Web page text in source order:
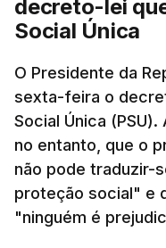
decreto-lei
Social Única
O Presidente da
sexta-feira o
Social Única
no entanto, que o
não pode traduzir-
proteção social" e
"ninguém é